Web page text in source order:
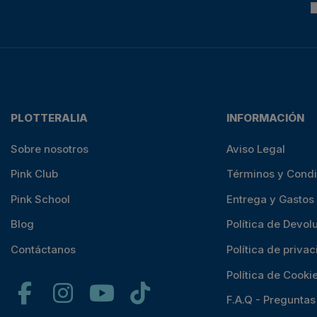
PLOTTERALIA
Sobre nosotros
Pink Club
Pink School
Blog
Contáctanos
INFORMACIÓN
Aviso Legal
Términos y
Entrega y
Política de
Política de
Política de
F.A.Q -